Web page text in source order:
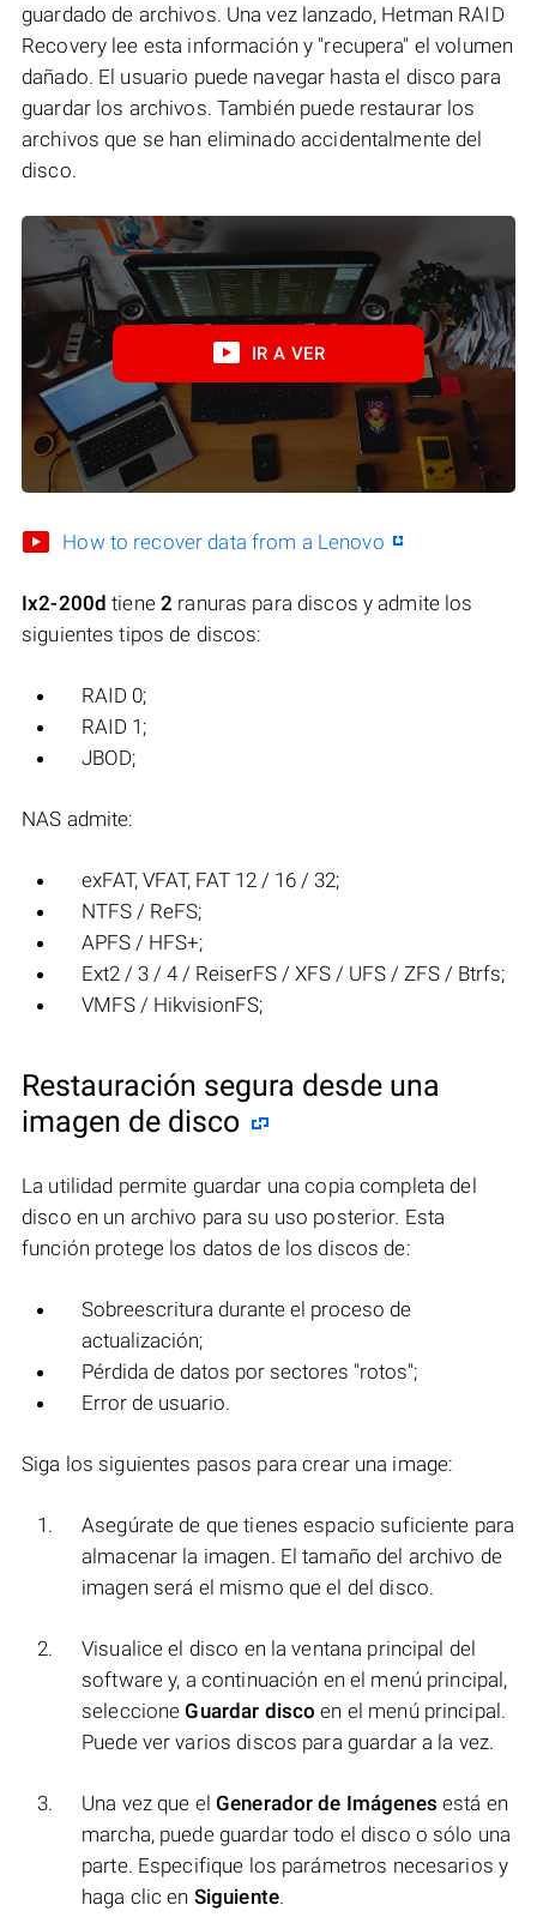
guardado de archivos. Una vez lanzado, Hetman RAID
Recovery lee esta información y "recupera" el volumen
dañado. El usuario puede navegar hasta el disco para
guardar los archivos. También puede restaurar los
archivos que se han eliminado accidentalmente del
disco.
IR A VER
How to recover data from a Lenovo
Ix2-200d tiene2 ranuras para discos y admite los
siguientes tipos de discos:
RAID 0;
RAID 1;
JBOD;
NAS admite:
exFAT, VFAT, FAT 12 / 16 / 32;
NTFS / ReFS;
APFS / HFS+;
Ext2 / 3 / 4 / ReiserFS / XFS / UFS / ZFS / Btrfs;
VMFS / HikvisionFS;
Restauración segura desde una
imagen de disco
La utilidad permite guardar una copia completa del
disco en un archivo para su uso posterior. Esta
función protege los datos de los discos de:
Sobreescritura durante el proceso de
actualización;
Pérdida de datos por sectores "rotos";
Error de usuario.
Siga los siguientes pasos para crear una image:
Asegúrate de que tienes espacio suficiente para
almacenar la imagen. El tamaño del archivo de
imagen será el mismo que el del disco.
Visualice el disco en la ventana principal del
software y, a continuación en el menú principal,
seleccioneGuardar disco en el menú principal.
Puede ver varios discos para guardar a la vez.
Una vez que el Generador de Imágenes está en
marcha, puede guardar todo el disco o sólo una
parte. Especifique los parámetros necesarios y
haga clic en Siguiente.